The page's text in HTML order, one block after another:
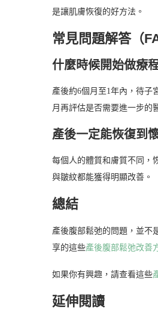
是讓肌膚恢復的好方法。
常見問題解答（
什麼時候開始做療
產後約6個月至1年內，待子
月再評估是否需要進一步的
產後一定能恢復到
每個人的體質和膚質不同，
與皺紋都能獲得明顯改善。
總結
產後腹部鬆弛的問題，並不
享的這些產後腹部鬆弛改善
如果你有興趣，請查看這些
延伸閱讀